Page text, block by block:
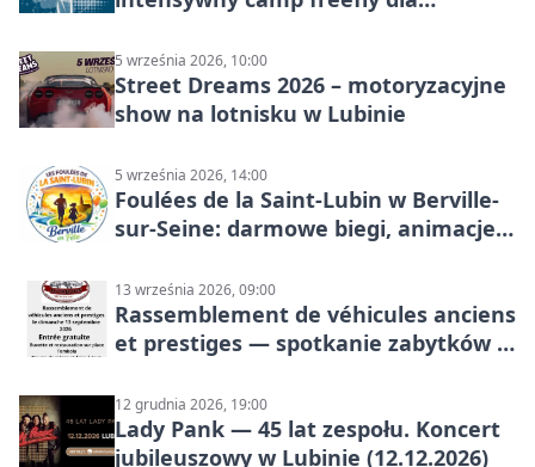
5 września 2026, 10:00
Street Dreams 2026 – motoryzacyjne
show na lotnisku w Lubinie
5 września 2026, 14:00
Foulées de la Saint-Lubin w Berville-
sur-Seine: darmowe biegi, animacje i
13 września 2026, 09:00
Rassemblement de véhicules anciens
et prestiges — spotkanie zabytków i
12 grudnia 2026, 19:00
Lady Pank — 45 lat zespołu. Koncert
jubileuszowy w Lubinie (12.12.2026)